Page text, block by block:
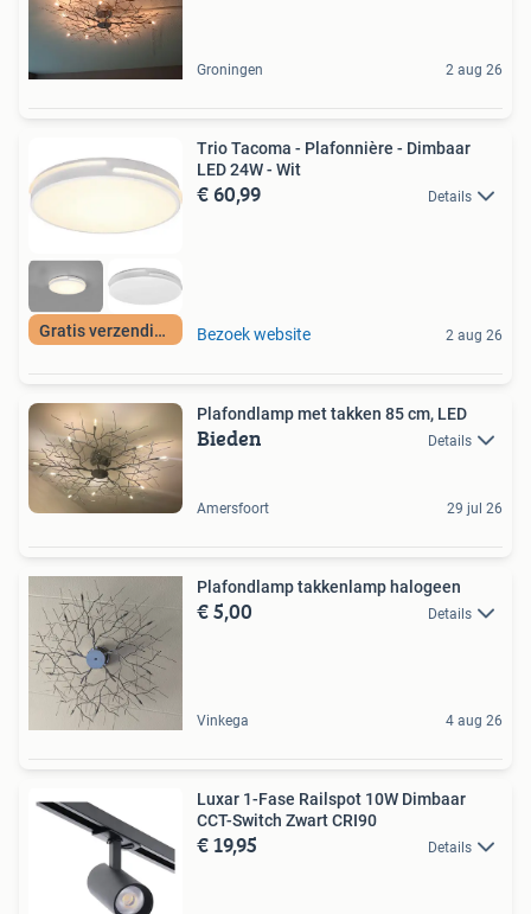
Groningen 2 aug 26
Gratis verzending
Trio Tacoma - Plafonnière - Dimbaar
LED 24W - Wit
€ 60,99 Details
Bezoek website 2 aug 26
Plafondlamp met takken 85 cm, LED
Bieden Details
Amersfoort 29 jul 26
Plafondlamp takkenlamp halogeen
€ 5,00 Details
Vinkega 4 aug 26
Luxar 1-Fase Railspot 10W Dimbaar
CCT-Switch Zwart CRI90
€ 19,95 Details